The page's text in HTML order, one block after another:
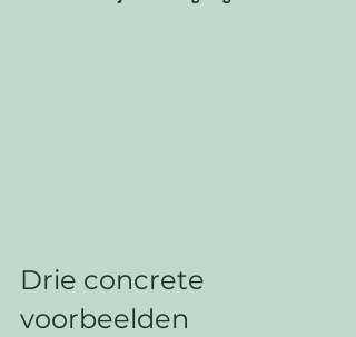
Drie concrete
voorbeelden